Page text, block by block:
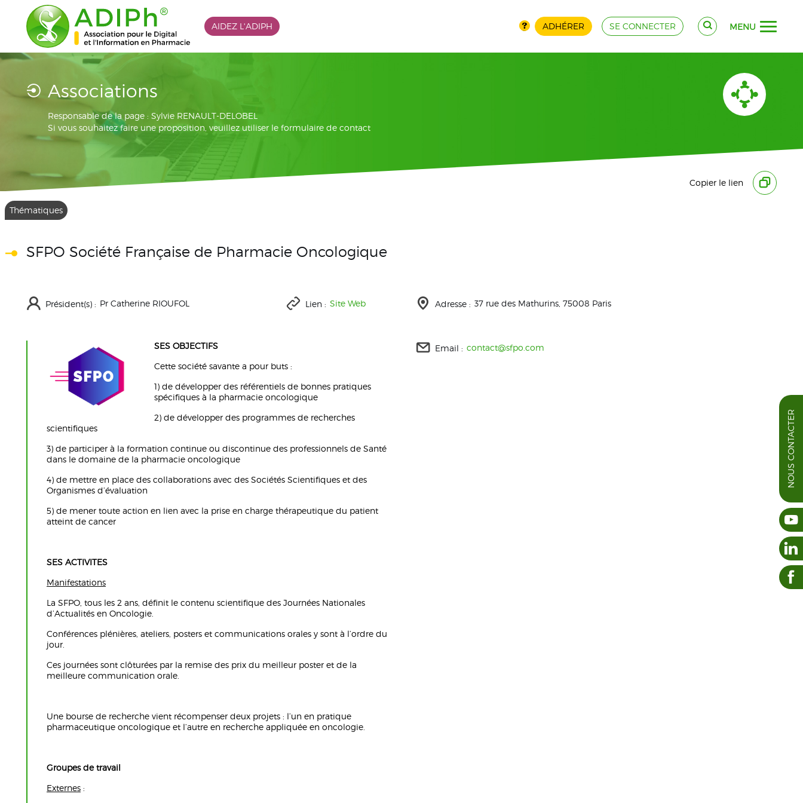
AIDEZ L'ADIPH ADHÉRER SE CONNECTER MENU
Associations
Responsable de la page : Sylvie RENAULT-DELOBEL
Si vous souhaitez faire une proposition, veuillez utiliser le formulaire de contact
Thématiques
SFPO Société Française de Pharmacie Oncologique
Copier le lien
Président(s) : Pr Catherine RIOUFOL Lien : Site Web Adresse : 37 rue des Mathurins, 75008 Paris
Email : contact@sfpo.com
SES OBJECTIFS
Cette société savante a pour buts :
1) de développer des référentiels de bonnes pratiques
spécifiques à la pharmacie oncologique
2) de développer des programmes de recherches
scientifiques
3) de participer à la formation continue ou discontinue des professionnels de Santé
dans le domaine de la pharmacie oncologique
4) de mettre en place des collaborations avec des Sociétés Scientifiques et des
Organismes d’évaluation
5) de mener toute action en lien avec la prise en charge thérapeutique du patient
atteint de cancer
SES ACTIVITES
Manifestations
La SFPO, tous les 2 ans, définit le contenu scientifique des Journées Nationales
d’Actualités en Oncologie.
Conférences plénières, ateliers, posters et communications orales y sont à l’ordre du
jour.
Ces journées sont clôturées par la remise des prix du meilleur poster et de la
meilleure communication orale.
Une bourse de recherche vient récompenser deux projets : l’un en pratique
pharmaceutique oncologique et l’autre en recherche appliquée en oncologie.
Groupes de travail
Externes :
NOUS CONTACTER